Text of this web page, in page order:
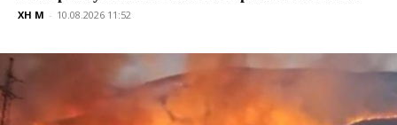
XH M - 10.08.2026 11:52